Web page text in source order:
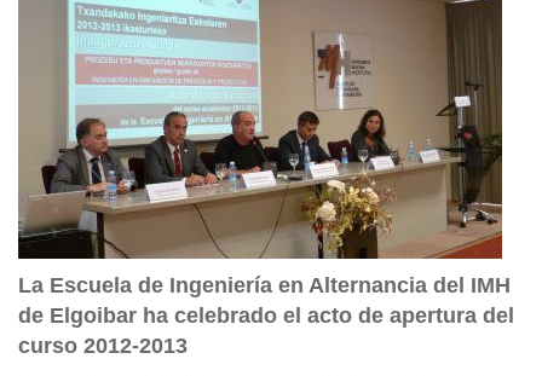
La Escuela de Ingeniería en Alternancia del IMH
de Elgoibar ha celebrado el acto de apertura del
curso 2012-2013